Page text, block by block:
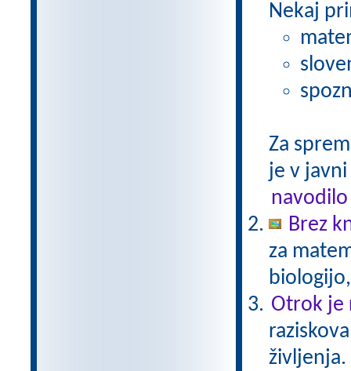
Nekaj
Za
je v
navodilo
Brez
za
Otrok je
življenja.